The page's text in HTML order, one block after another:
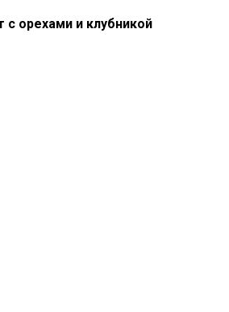
с орехами и клубникой